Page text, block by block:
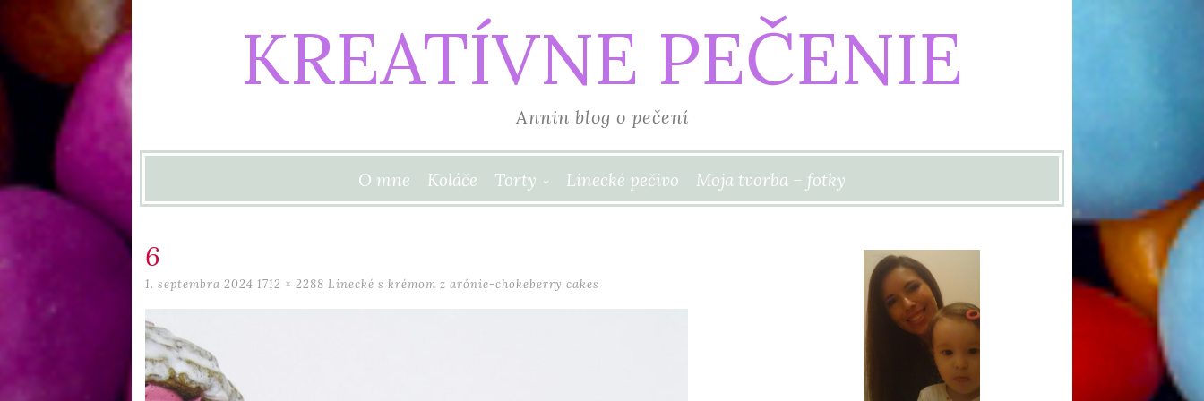
KREATÍVNE PEČENIE
Annin blog o pečení
O mne Koláče Torty Linecké pečivo Moja tvorba – fotky
6
1. septembra 2024 1712 × 2288 Linecké s krémom z arónie-chokeberry cakes